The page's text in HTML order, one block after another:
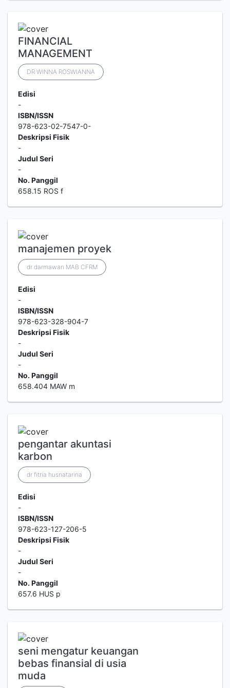
FINANCIAL
MANAGEMENT
DR WINNA ROSWIANNA
Edisi
-
ISBN/ISSN
978-623-02-7547-0-
Deskripsi Fisik
-
Judul Seri
-
No. Panggil
658.15 ROS f
manajemen proyek
dr darmawan MAB CFRM
Edisi
-
ISBN/ISSN
978-623-328-904-7
Deskripsi Fisik
-
Judul Seri
-
No. Panggil
658.404 MAW m
pengantar akuntasi
karbon
dr fitria husnatarina
Edisi
-
ISBN/ISSN
978-623-127-206-5
Deskripsi Fisik
-
Judul Seri
-
No. Panggil
657.6 HUS p
seni mengatur keuangan
bebas finansial di usia
muda